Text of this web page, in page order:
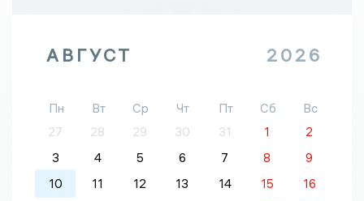
АВГУСТ 2026
Пн Вт Ср Чт Пт Сб
Вс
27
28 29 30 31 1
2
3
4 5 6 7 8
9
10
11 12 13 14 15
16